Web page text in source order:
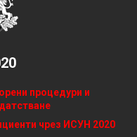
процедури и
чрез ИСУН 2020